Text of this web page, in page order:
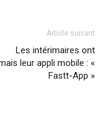
Article suivant
Les intérimaires ont
leur appli mobile : «
Fastt-App »